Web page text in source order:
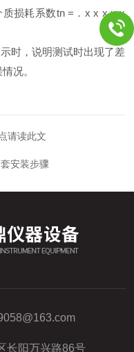
损耗系数tn =．x x x x x
，说明测试时出现了差
况。
请读此文
安装步骤
长阳万兴路86号